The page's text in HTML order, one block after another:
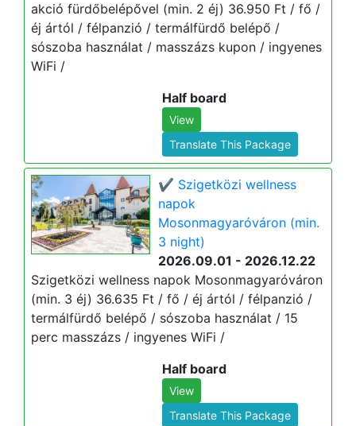
akció fürdőbelépővel (min. 2 éj) 36.950 Ft / fő /
éj ártól / félpanzió / termálfürdő belépő /
sószoba használat / masszázs kupon / ingyenes
WiFi /
Half board
View
Translate This Package
✔️ Szigetközi wellness
napok
Mosonmagyaróváron (min.
3 night)
2026.09.01 - 2026.12.22
Szigetközi wellness napok Mosonmagyaróváron
(min. 3 éj) 36.635 Ft / fő / éj ártól / félpanzió /
termálfürdő belépő / sószoba használat / 15
perc masszázs / ingyenes WiFi /
Half board
View
Translate This Package